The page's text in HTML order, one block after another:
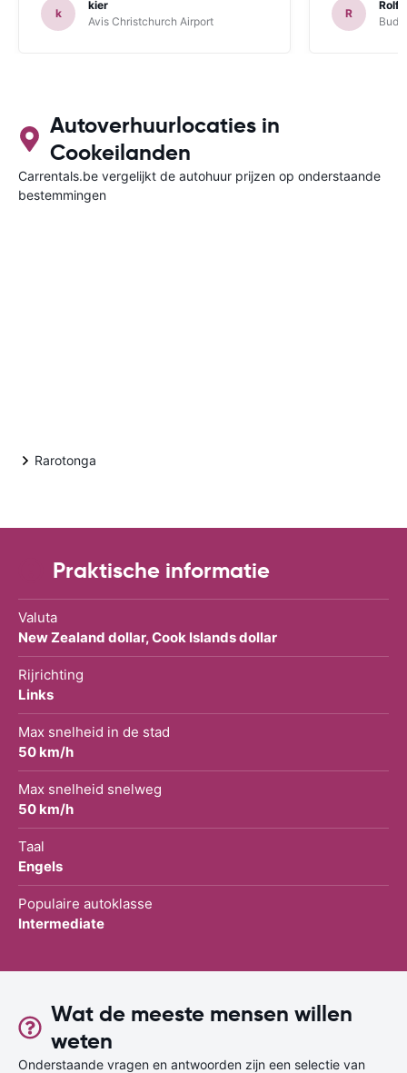
k
kier
Avis Christchurch Airport
R
Rolf
Autoverhuurlocaties in
Cookeilanden
Carrentals.be vergelijkt de autohuur prijzen op onderstaande
bestemmingen
Rarotonga
Praktische informatie
Valuta
New Zealand dollar, Cook Islands dollar
Rijrichting
Links
Max snelheid in de stad
50 km/h
Max snelheid snelweg
50 km/h
Taal
Engels
Populaire autoklasse
Intermediate
Wat de meeste mensen willen
weten
Onderstaande vragen en antwoorden zijn een selectie van